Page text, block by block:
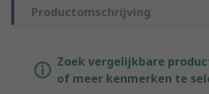
Productomschrijving
Zoek vergelijkbare
of meer kenmerken te